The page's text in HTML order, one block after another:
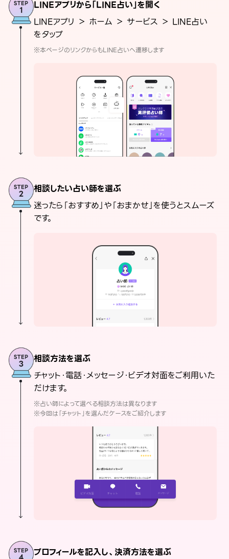
LINEアプリから「LINE占い」を開く
LINEアプリ ＞ ホーム ＞ サービス ＞ LINE占い
をタップ
※本ページのリンクからもLINE占いへ遷移します
相談したい占い師を選ぶ
迷ったら「おすすめ」や「おまかせ」を使うとスムーズ
です。
相談方法を選ぶ
チャット・電話・メッセージ・ビデオ対面をご利用いた
だけます。
※占い師によって選べる相談方法は異なります
※今回は「チャット」を選んだケースをご紹介します
プロフィールを記入し、決済方法を選ぶ